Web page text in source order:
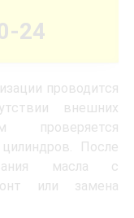
24
проводится
внешних
проверяется
После
масла с
или замена